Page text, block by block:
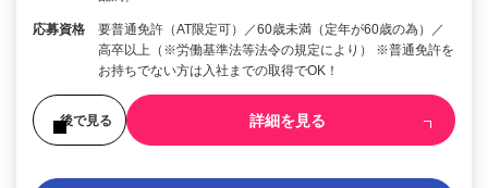
応募資格
要普通免許（AT限定可）／60歳未満（定年が60歳の為）／
高卒以上（※労働基準法等法令の規定により） ※普通免許を
お持ちでない方は入社までの取得でOK！
後で見る 詳細を見る